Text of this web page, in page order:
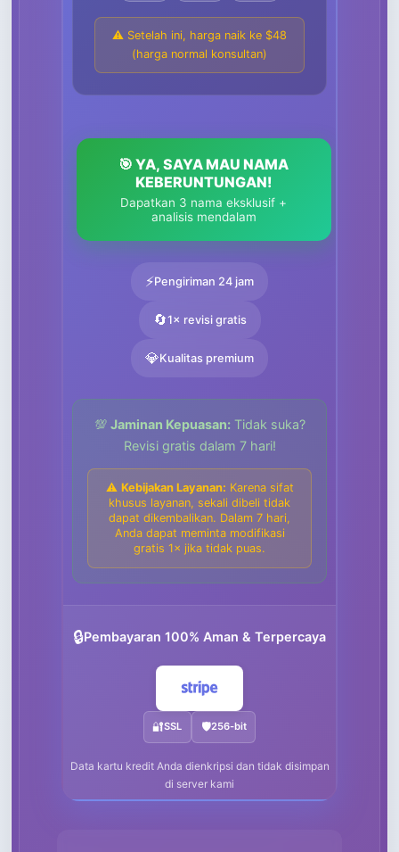
⚠️ Setelah ini, harga naik ke $48
(harga normal konsultan)
🎯 YA, SAYA MAU NAMA
KEBERUNTUNGAN!
Dapatkan 3 nama eksklusif +
analisis mendalam
⚡Pengiriman 24 jam
🔄1× revisi gratis
💎Kualitas premium
💯 Jaminan Kepuasan:Tidak suka?
Revisi gratis dalam 7 hari!
⚠️ Kebijakan Layanan: Karena sifat
khusus layanan, sekali dibeli tidak
dapat dikembalikan. Dalam 7 hari,
Anda dapat meminta modifikasi
gratis 1× jika tidak puas.
🔒Pembayaran 100% Aman & Terpercaya
🔐SSL 🛡️256-bit
Data kartu kredit Anda dienkripsi dan tidak disimpan
di server kami